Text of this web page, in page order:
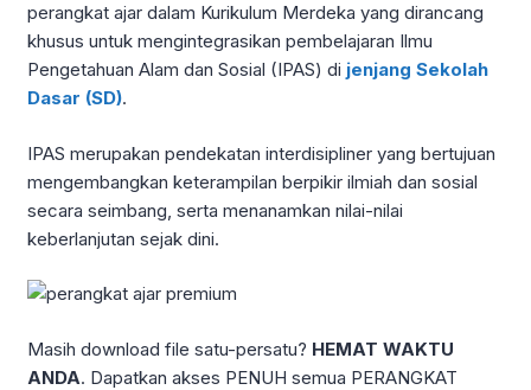
perangkat ajar dalam Kurikulum Merdeka yang dirancang
khusus untuk mengintegrasikan pembelajaran Ilmu
Pengetahuan Alam dan Sosial (IPAS) di jenjang Sekolah
Dasar (SD).
IPAS merupakan pendekatan interdisipliner yang bertujuan
mengembangkan keterampilan berpikir ilmiah dan sosial
secara seimbang, serta menanamkan nilai-nilai
keberlanjutan sejak dini.
Masih download file satu-persatu? HEMAT WAKTU
ANDA. Dapatkan akses PENUH semua PERANGKAT